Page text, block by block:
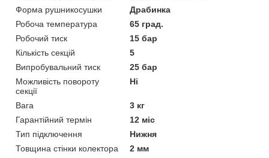
Форма рушникосушки
Драбинка
Робоча температура
65 град.
Робочий тиск
15 бар
Кількість секцій
5
Випробувальний тиск
25 бар
Можливість повороту
секції
Ні
Вага
3 кг
Гарантійний термін
12 міс
Тип підключення
Нижня
Товщина стінки колектора
2 мм